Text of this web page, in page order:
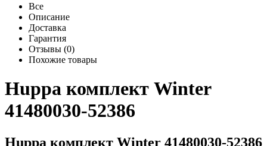
Все
Описание
Доставка
Гарантия
Отзывы (0)
Похожие товары
Huppa комплект Winter
41480030-52386
Huppa комплект Winter 41480030-52386